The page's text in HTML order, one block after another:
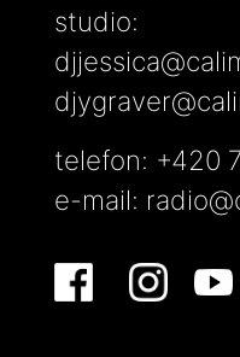
studio:
telefon: +420
e-mail: